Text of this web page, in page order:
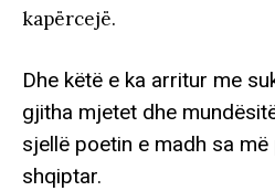
kapërcejë.
Dhe këtë e ka arritur me
gjitha mjetet dhe
sjellë poetin e madh sa
shqiptar.